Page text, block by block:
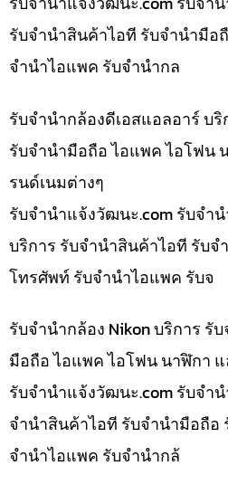
รับจำนำสินค้าไอที รับจำนำมือ
จำนำไอแพค รับจำนำกล
รับจำนำกล้องดีเอสแอลอาร์ บ
รับจำนำมือถือ ไอแพค ไอโฟน
รนด์เนมต่างๆ
รับจํานําแจ้งวัฒนะ.com รับจำ
บริการ รับจำนำสินค้าไอที รับจ
โทรศัพท์ รับจำนำไอแพค รับจ
รับจำนำกล้อง Nikon บริการ รั
มือถือ ไอแพค ไอโฟน นาฬิกา
รับจํานําแจ้งวัฒนะ.com รับจำ
จำนำสินค้าไอที รับจำนำมือถือ
จำนำไอแพค รับจำนำกล้